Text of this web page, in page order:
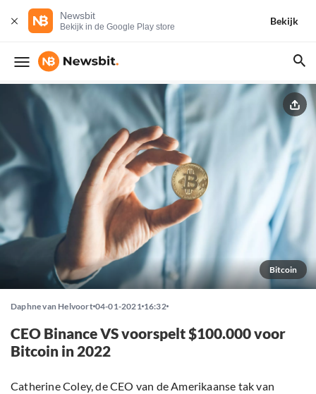
Newsbit
Bekijk in de Google Play store
Bekijk
Bitcoin
Daphne van Helvoort 04-01-2021 16:32
CEO Binance VS voorspelt $100.000 voor
Bitcoin in 2022
Catherine Coley, de CEO van de Amerikaanse tak van